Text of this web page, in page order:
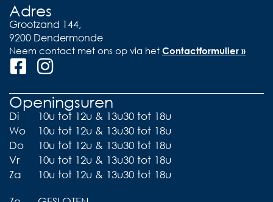
Adres
Grootzand 144,
9200 Dendermonde
Neem contact met ons op via het Contactformulier »
Openingsuren
Di
10u tot 12u & 13u30 tot 18u
Wo
10u tot 12u & 13u30 tot 18u
Do
10u tot 12u & 13u30 tot 18u
Vr
10u tot 12u & 13u30 tot 18u
Za
10u tot 12u & 13u30 tot 18u